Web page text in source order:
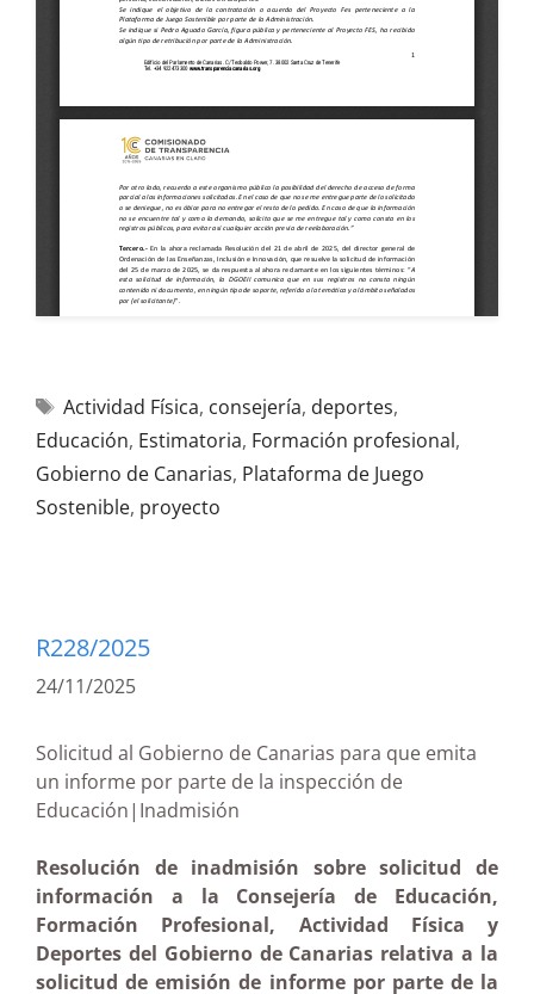
Actividad Física, consejería, deportes,
Educación, Estimatoria, Formación profesional,
Gobierno de Canarias, Plataforma de Juego
Sostenible, proyecto
R228/2025
24/11/2025
Solicitud al Gobierno de Canarias para que emita
un informe por parte de la inspección de
Educación|Inadmisión
Resolución de inadmisión sobre solicitud de
información a la Consejería de Educación,
Formación Profesional, Actividad Física y
Deportes del Gobierno de Canarias relativa a la
solicitud de emisión de informe por parte de la